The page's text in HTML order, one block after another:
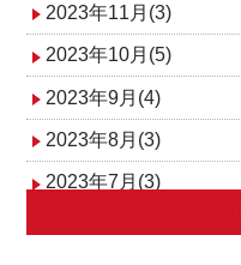
2023年11月(3)
2023年10月(5)
2023年9月(4)
2023年8月(3)
2023年7月(3)